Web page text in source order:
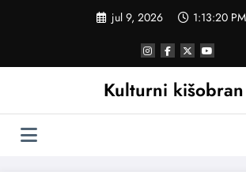
jul 9, 2026 1:13:21 PM
Kulturni kišobran